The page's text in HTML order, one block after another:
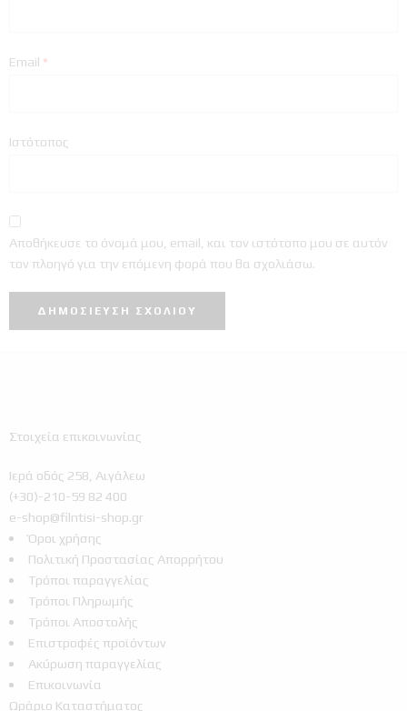
Email *
Ιστότοπος
Αποθήκευσε το όνομά μου, email, και τον ιστότοπο μου σε αυτόν
τον πλοηγό για την επόμενη φορά που θα σχολιάσω.
Στοιχεία επικοινωνίας
Ιερά οδός 258, Αιγάλεω
(+30)-210-59 82 400
e-shop@filntisi-shop.gr
Όροι χρήσης
Πολιτική Προστασίας Απορρήτου
Τρόποι παραγγελίας
Τρόποι Πληρωμής
Τρόποι Αποστολής
Επιστροφές προϊόντων
Ακύρωση παραγγελίας
Επικοινωνία
Ωράριο Καταστήματος